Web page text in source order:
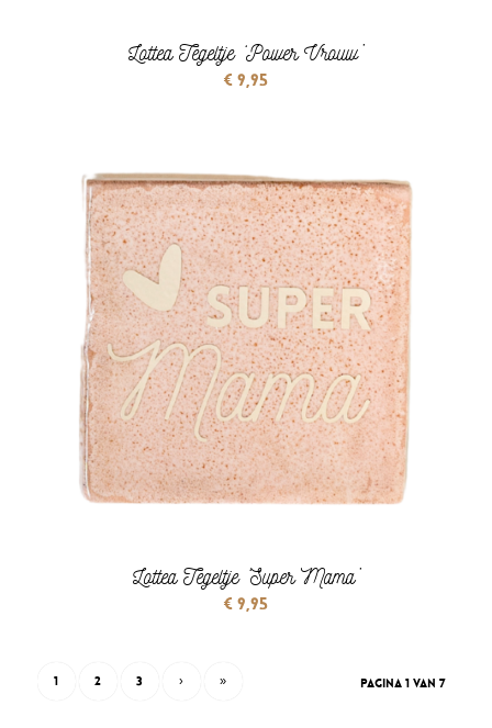
Lottea Tegeltje ‘Power Vrouw’
€9,95
Lottea Tegeltje ‘Super Mama’
€9,95
Pagina 1 van 7
1 2 3 › »